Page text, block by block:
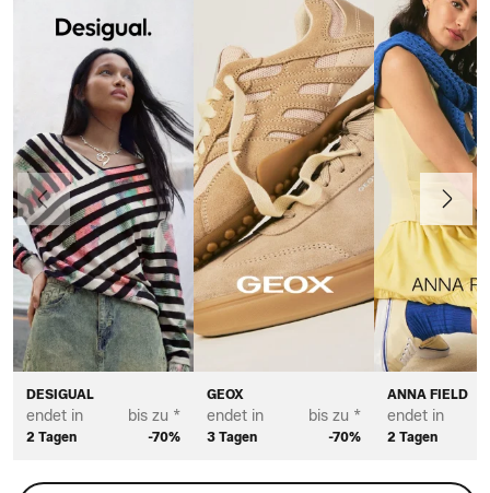
DESIGUAL
endet in
2 Tagen
bis zu *
-70%
GEOX
endet in
3 Tagen
bis zu *
-70%
ANNA FIELD
endet in
2 Tagen
Vorherige Weiter